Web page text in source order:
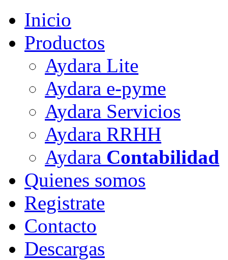
Inicio
Productos
Aydara Lite
Aydara e-pyme
Aydara Servicios
Aydara RRHH
Aydara Contabilidad
Quienes somos
Registrate
Contacto
Descargas